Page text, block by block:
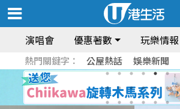
演唱會 優惠著數 玩樂情報
熱門關鍵字： 公屋熱話 娛樂新聞